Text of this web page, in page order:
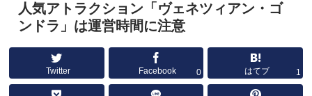
人気アトラクション「ヴェネツィアン・ゴ
ンドラ」は運営時間に注意
Twitter Facebook 0 はてブ 1